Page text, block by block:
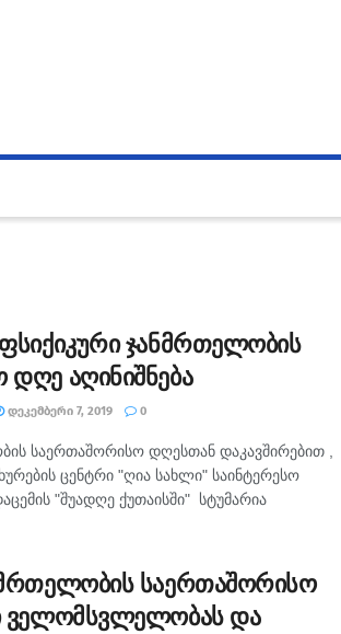
ჯანმრთელობის
აღინიშნება
ᲓᲔᲙᲔᲛᲑᲔᲠᲘ 7, 2019 0
საერთაშორისო დღესთან დაკავშირებით ,
ცენტრი "ღია სახლი" საინტერესო
"შუადღე ქუთაისში" სტუმარია
საერთაშორისო
ველომსვლელობას და